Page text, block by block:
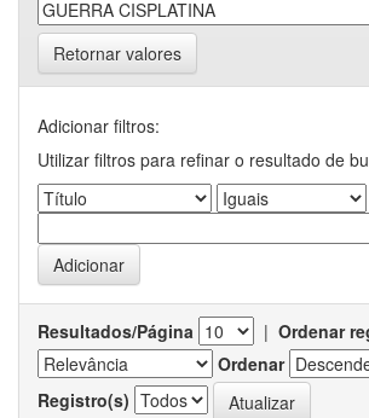
Retornar valores
Adicionar filtros:
Utilizar filtros para refinar o resultado de
Resultados/Página | Ordenar
Ordenar
Registro(s)